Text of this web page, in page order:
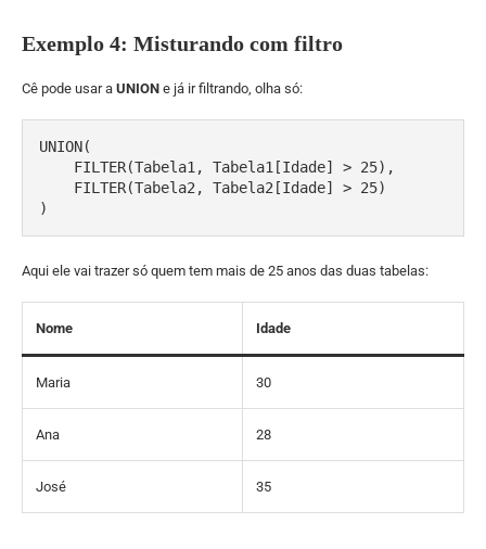
Exemplo 4: Misturando com filtro
Cê pode usar a UNION e já ir filtrando, olha só:
UNION(
)
Aqui ele vai trazer só quem tem mais de 25 anos das duas tabelas:
Nome Idade
Maria 30
Ana 28
José 35